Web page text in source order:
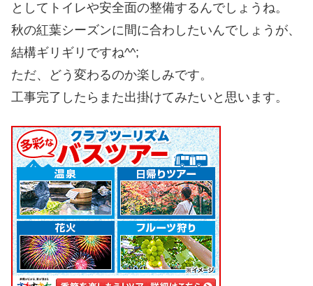
としてトイレや安全面の整備するんでしょうね。
秋の紅葉シーズンに間に合わしたいんでしょうが、
結構ギリギリですね^^;
ただ、どう変わるのか楽しみです。
工事完了したらまた出掛けてみたいと思います。